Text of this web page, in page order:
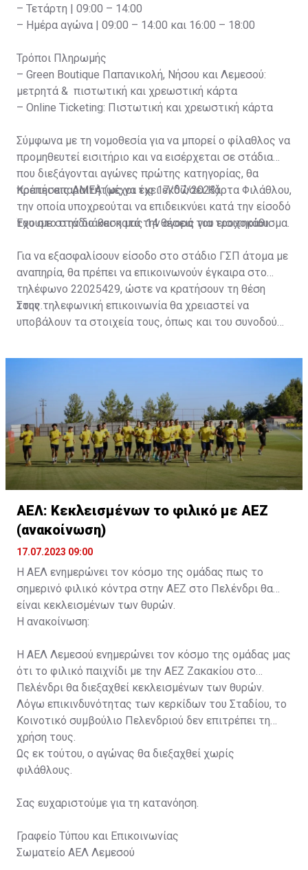
– Τετάρτη | 09:00 – 14:00
– Ημέρα αγώνα | 09:00 – 14:00 και 16:00 – 18:00
Τρόποι Πληρωμής
– Green Boutique Παπανικολή, Νήσου και Λεμεσού:
μετρητά & πιστωτική και χρεωστική κάρτα
– Online Ticketing: Πιστωτική και χρεωστική κάρτα
Σύμφωνα με τη νομοθεσία για να μπορεί ο φίλαθλος να
προμηθευτεί εισιτήριο και να εισέρχεται σε στάδια
που διεξάγονται αγώνες πρώτης κατηγορίας, θα
πρέπει απαραιτήτως να έχει εκδώσει Κάρτα Φιλάθλου,
την οποία υποχρεούται να επιδεικνύει κατά την είσοδό
του στο στάδιο και κατά την αγορά του εισιτηρίου.
Κρατήσεις ΑΜΕΑ (μέχρι τις 17/07/2023)
Έχουμε στην διάθεση μας 14 θέσεις για τροχοκάθισμα.
Για να εξασφαλίσουν είσοδο στο στάδιο ΓΣΠ άτομα με
αναπηρία, θα πρέπει να επικοινωνούν έγκαιρα στο
τηλέφωνο 22025429, ώστε να κρατήσουν τη θέση
τους.
Στην τηλεφωνική επικοινωνία θα χρειαστεί να
υποβάλουν τα στοιχεία τους, όπως και του συνοδού
ονοματεπώνυμο, αριθμός πινακίδας αυτοκινήτου,
ΑΕΛ: Κεκλεισμένων το φιλικό με ΑΕΖ
(ανακοίνωση)
17.07.2023 09:00
Η ΑΕΛ ενημερώνει τον κόσμο της ομάδας πως το
σημερινό φιλικό κόντρα στην ΑΕΖ στο Πελένδρι θα
είναι κεκλεισμένων των θυρών.
Η ανακοίνωση:
Η ΑΕΛ Λεμεσού ενημερώνει τον κόσμο της ομάδας μας
ότι το φιλικό παιχνίδι με την ΑΕΖ Ζακακίου στο
Πελένδρι θα διεξαχθεί κεκλεισμένων των θυρών.
Λόγω επικινδυνότητας των κερκίδων του Σταδίου, το
Κοινοτικό συμβούλιο Πελενδριού δεν επιτρέπει τη
χρήση τους.
Ως εκ τούτου, ο αγώνας θα διεξαχθεί χωρίς
φιλάθλους.
Σας ευχαριστούμε για τη κατανόηση.
Γραφείο Τύπου και Επικοινωνίας
Σωματείο ΑΕΛ Λεμεσού